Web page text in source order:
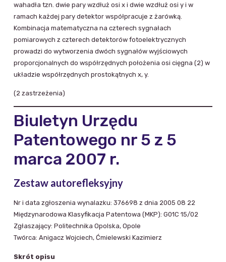
wahadła tzn. dwie pary wzdłuż osi x i dwie wzdłuż osi y i w
ramach każdej pary detektor współpracuje z żarówką.
Kombinacja matematyczna na czterech sygnałach
pomiarowych z czterech detektorów fotoelektrycznych
prowadzi do wytworzenia dwóch sygnałów wyjściowych
proporcjonalnych do współrzędnych położenia osi cięgna (2) w
układzie współrzędnych prostokątnych x, y.
(2 zastrzeżenia)
Biuletyn Urzędu
Patentowego nr 5 z 5
marca 2007 r.
Zestaw autorefleksyjny
Nr i data zgłoszenia wynalazku: 376698 z dnia 2005 08 22
Międzynarodowa Klasyfikacja Patentowa (MKP): G01C 15/02
Zgłaszający: Politechnika Opolska, Opole
Twórca: Anigacz Wojciech, Ćmielewski Kazimierz
Skrót opisu